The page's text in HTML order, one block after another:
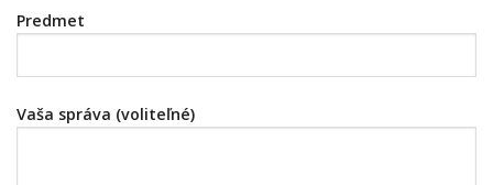
Predmet
Vaša správa (voliteľné)